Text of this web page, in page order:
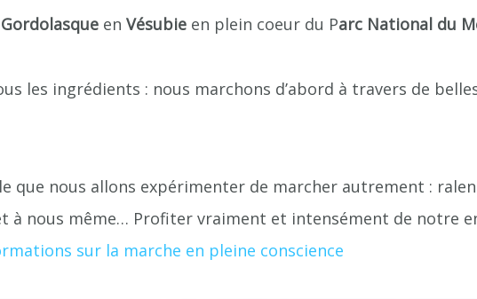
en Vésubie en plein coeur du Parc National du
les ingrédients : nous marchons d’abord à travers de
que nous allons expérimenter de marcher autrement :
à nous même… Profiter vraiment et intensément de notre
sur la marche en pleine conscience